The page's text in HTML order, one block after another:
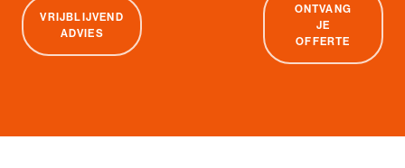
VRIJBLIJVEND
ADVIES
ONTVANG
JE
OFFERTE